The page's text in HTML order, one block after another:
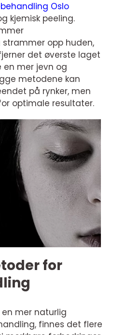
Oslo
kjemisk peeling.
strammer opp huden,
det øverste laget
en mer jevn og
metodene kan
på rynker, men
optimale resultater.
for
en mer naturlig
finnes det flere